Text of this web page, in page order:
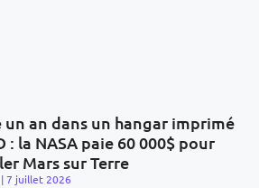
un an dans un hangar imprimé
: la NASA paie 60 000$ pour
Mars sur Terre
7 juillet 2026